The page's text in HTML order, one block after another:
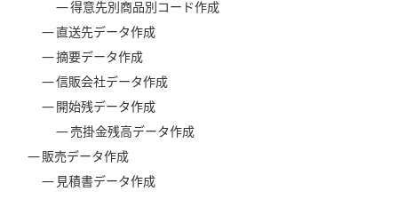
得意先別商品別コード作成
直送先データ作成
摘要データ作成
信販会社データ作成
開始残データ作成
売掛金残高データ作成
販売データ作成
見積書データ作成